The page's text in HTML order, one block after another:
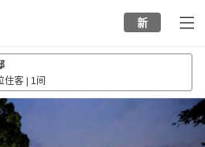
新
住客 1间